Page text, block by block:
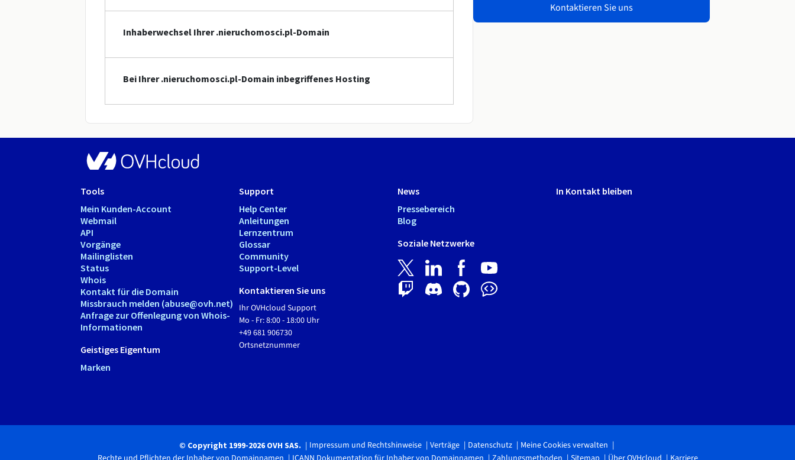
Inhaberwechsel Ihrer .nieruchomosci.pl-Domain
Bei Ihrer .nieruchomosci.pl-Domain inbegriffenes Hosting
Kontaktieren Sie uns
Tools
Mein Kunden-Account
Webmail
API
Vorgänge
Mailinglisten
Status
Whois
Kontakt für die Domain
Missbrauch melden (abuse@ovh.net)
Anfrage zur Offenlegung von Whois-
Informationen
Geistiges Eigentum
Marken
Support
Help Center
Anleitungen
Lernzentrum
Glossar
Community
Support-Level
Kontaktieren Sie uns
Ihr OVHcloud Support
Mo - Fr: 8:00 - 18:00 Uhr
+49 681 906730
Ortsnetznummer
News
Pressebereich
Blog
Soziale Netzwerke
In Kontakt bleiben
© Copyright 1999-2026 OVH SAS. Impressum und Rechtshinweise Verträge Datenschutz
Meine Cookies verwalten